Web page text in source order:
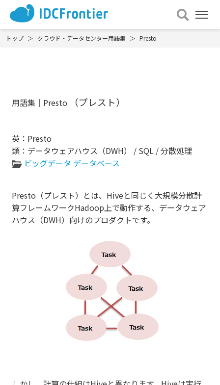
メ
ニュー
トップ クラウド・データセンター用語集 Presto
用語集｜Presto （プレスト）
英：Presto
類：データウェアハウス（DWH） / SQL / 分散処理
ビッグデータ データベース
Presto（プレスト）とは、Hiveと同じく大規模分散計
算フレームワークHadoop上で動作する、データウェア
ハウス（DWH）向けのプロダクトです。